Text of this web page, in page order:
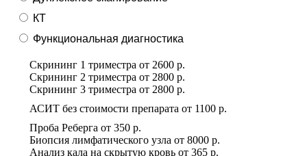
КТ
Функциональная диагностика
Скрининг 1 триместра от 2600 р.
Скрининг 2 триместра от 2800 р.
Скрининг 3 триместра от 2800 р.
АСИТ без стоимости препарата от 1100 р.
Проба Реберга от 350 р.
Биопсия лимфатического узла от 8000 р.
Анализ кала на скрытую кровь от 365 р.